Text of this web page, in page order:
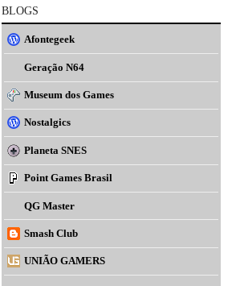
BLOGS
Afontegeek
Geração N64
Museum dos Games
Nostalgics
Planeta SNES
Point Games Brasil
QG Master
Smash Club
UNIÃO GAMERS